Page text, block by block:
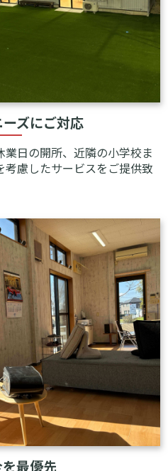
ズにご対応
日の開所、近隣の小学校ま
慮したサービスをご提供致
最優先